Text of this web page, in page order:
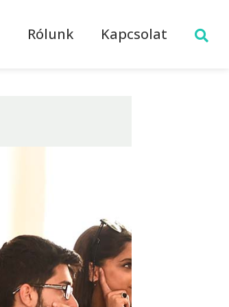
Rólunk Kapcsolat